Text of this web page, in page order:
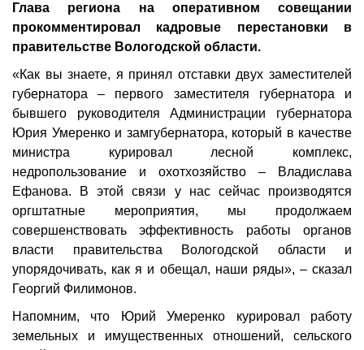
Глава региона на оперативном совещании
прокомментировал кадровые перестановки в
правительстве Вологодской области.
«Как вы знаете, я принял отставки двух заместителей
губернатора – первого заместителя губернатора и
бывшего руководителя Администрации губернатора
Юрия Умеренко и замгубернатора, который в качестве
министра курировал лесной комплекс,
недропользование и охотхозяйство – Владислава
Ефанова. В этой связи у нас сейчас производятся
оргштатные мероприятия, мы продолжаем
совершенствовать эффективность работы органов
власти правительства Вологодской области и
упорядочивать, как я и обещал, наши ряды», – сказал
Георгий Филимонов.
Напомним, что Юрий Умеренко курировал работу
земельных и имущественных отношений, сельского